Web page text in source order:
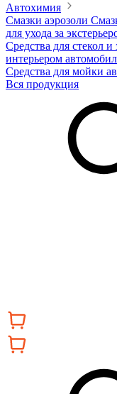
Автохимия
Смазки аэрозоли
для ухода за
Средства для стекол и
интерьером
Средства для мойки
Вся продукция